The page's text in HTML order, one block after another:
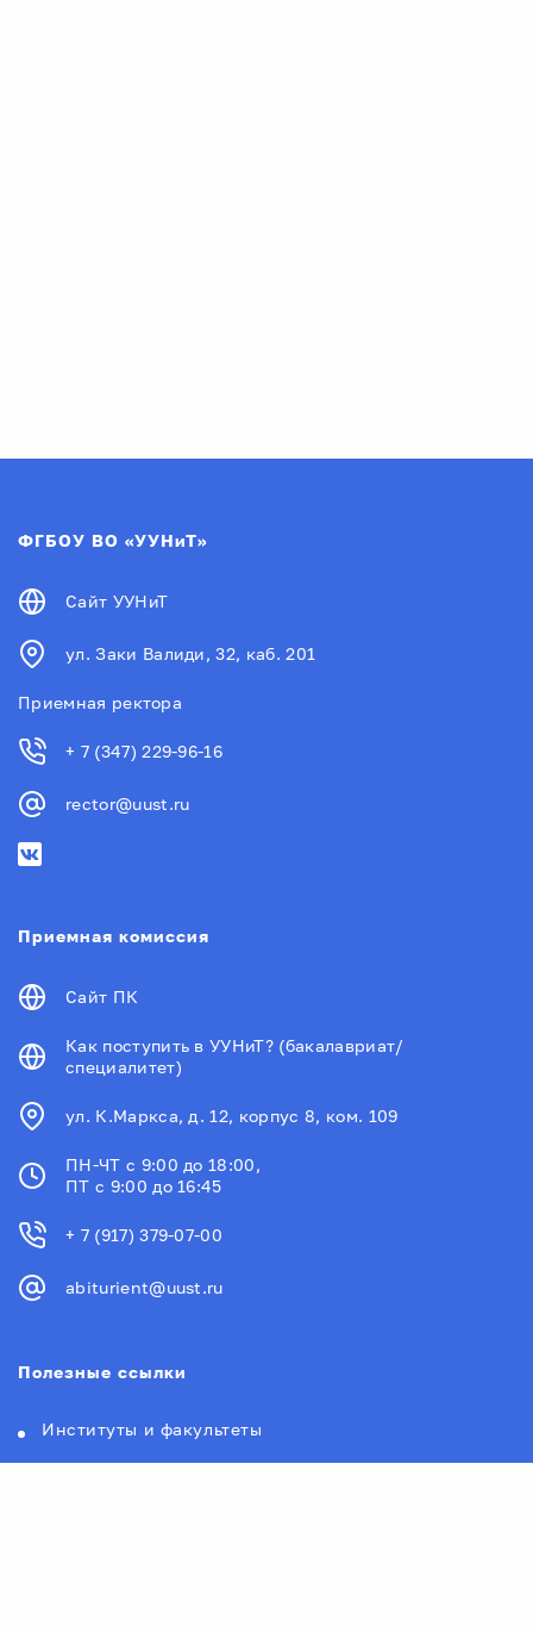
ФГБОУ ВО «УУНиТ»
Сайт УУНиТ
ул. Заки Валиди, 32, каб. 201
Приемная ректора
+ 7 (347) 229-96-16
rector@uust.ru
Приемная комиссия
Сайт ПК
Как поступить в УУНиТ? (бакалавриат/
специалитет)
ул. К.Маркса, д. 12, корпус 8, ком. 109
ПН-ЧТ с 9:00 до 18:00,
ПТ с 9:00 до 16:45
+ 7 (917) 379-07-00
abiturient@uust.ru
Полезные ссылки
Институты и факультеты